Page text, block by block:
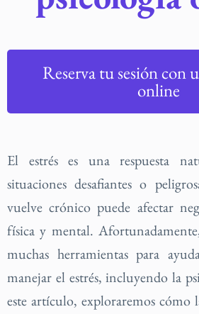
Reserva tu sesión con
online
El estrés es una respuesta
situaciones desafiantes o
vuelve crónico puede afectar
física y mental.
muchas herramientas para
manejar el estrés, incluyendo la
este artículo, exploraremos cómo